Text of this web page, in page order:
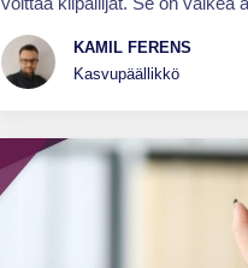
KAMIL FERENS
Kasvupäällikkö